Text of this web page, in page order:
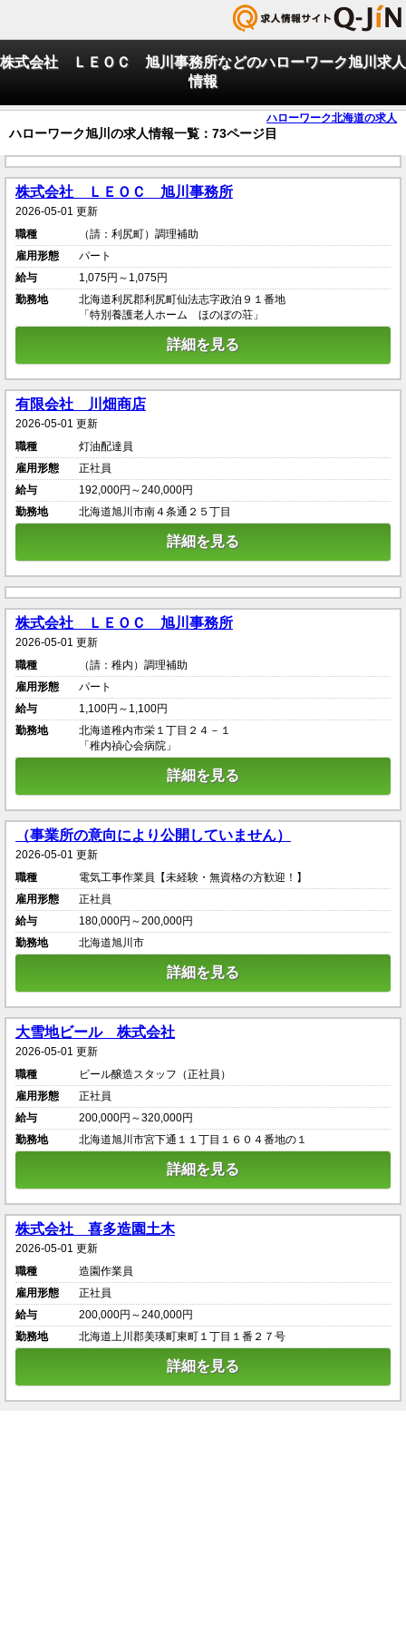
株式会社 ＬＥＯＣ 旭川事務所などのハローワーク旭川求人
情報
ハローワーク北海道の求人
ハローワーク旭川の求人情報一覧：73ページ目
株式会社 ＬＥＯＣ 旭川事務所
2026-05-01 更新
職種
（請：利尻町）調理補助
雇用形態
パート
給与
1,075円～1,075円
勤務地
北海道利尻郡利尻町仙法志字政泊９１番地
「特別養護老人ホーム ほのぼの荘」
詳細を見る
有限会社 川畑商店
2026-05-01 更新
職種
灯油配達員
雇用形態
正社員
給与
192,000円～240,000円
勤務地
北海道旭川市南４条通２５丁目
詳細を見る
株式会社 ＬＥＯＣ 旭川事務所
2026-05-01 更新
職種
（請：稚内）調理補助
雇用形態
パート
給与
1,100円～1,100円
勤務地
北海道稚内市栄１丁目２４－１
「稚内禎心会病院」
詳細を見る
（事業所の意向により公開していません）
2026-05-01 更新
職種
電気工事作業員【未経験・無資格の方歓迎！】
雇用形態
正社員
給与
180,000円～200,000円
勤務地
北海道旭川市
詳細を見る
大雪地ビール 株式会社
2026-05-01 更新
職種
ビール醸造スタッフ（正社員）
雇用形態
正社員
給与
200,000円～320,000円
勤務地
北海道旭川市宮下通１１丁目１６０４番地の１
詳細を見る
株式会社 喜多造園土木
2026-05-01 更新
職種
造園作業員
雇用形態
正社員
給与
200,000円～240,000円
勤務地
北海道上川郡美瑛町東町１丁目１番２７号
詳細を見る